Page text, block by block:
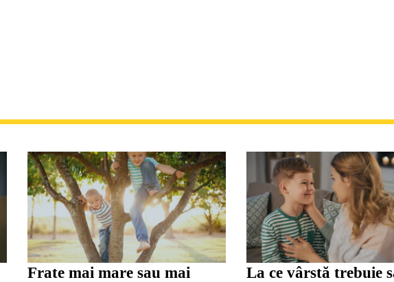
Frate mai mare sau mai
La ce vârstă trebuie